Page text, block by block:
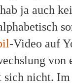
ja auch
-Video auf
sich nicht.